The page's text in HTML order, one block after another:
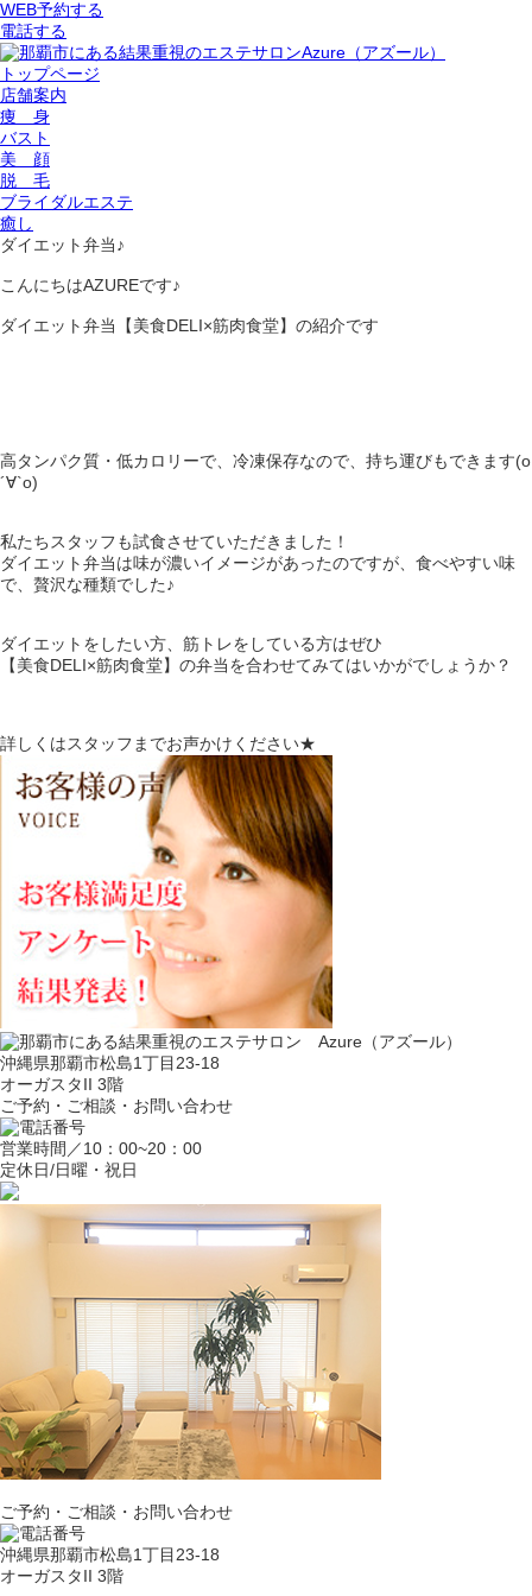
WEB予約する
電話する
トップページ
店舗案内
痩 身
バスト
美 顔
脱 毛
ブライダルエステ
癒し
ダイエット弁当♪
こんにちはAZUREです♪
ダイエット弁当【美食DELI×筋肉食堂】の紹介です
高タンパク質・低カロリーで、冷凍保存なので、持ち運びもできます(о
´∀`о)
私たちスタッフも試食させていただきました！
ダイエット弁当は味が濃いイメージがあったのですが、食べやすい味
で、贅沢な種類でした♪
ダイエットをしたい方、筋トレをしている方はぜひ
【美食DELI×筋肉食堂】の弁当を合わせてみてはいかがでしょうか？
詳しくはスタッフまでお声かけください★
沖縄県那覇市松島1丁目23-18
オーガスタII 3階
ご予約・ご相談・お問い合わせ
営業時間／10：00~20：00
定休日/日曜・祝日
ご予約・ご相談・お問い合わせ
沖縄県那覇市松島1丁目23-18
オーガスタII 3階